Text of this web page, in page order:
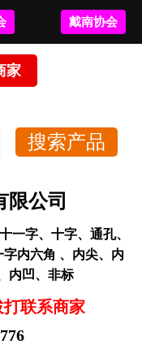
戴南协会
家
限公司
一字、十字、通孔、
内六角 、内尖、内
内凹、非标
联系商家